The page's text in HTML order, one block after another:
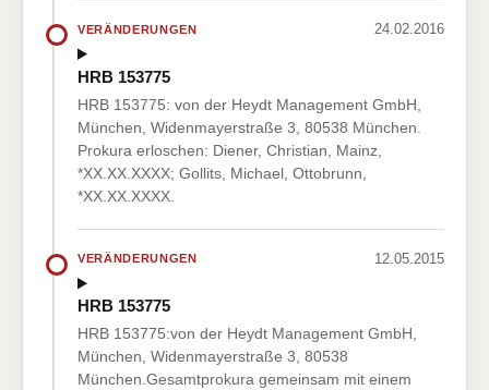
VERÄNDERUNGEN 24.02.2016
HRB 153775
HRB 153775: von der Heydt Management GmbH,
München, Widenmayerstraße 3, 80538 München.
Prokura erloschen: Diener, Christian, Mainz,
*XX.XX.XXXX; Gollits, Michael, Ottobrunn,
*XX.XX.XXXX.
VERÄNDERUNGEN 12.05.2015
HRB 153775
HRB 153775:von der Heydt Management GmbH,
München, Widenmayerstraße 3, 80538
München.Gesamtprokura gemeinsam mit einem